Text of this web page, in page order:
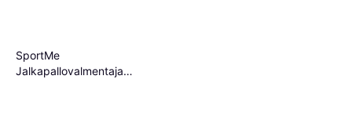
SportMe
Jalkapallovalmentaja